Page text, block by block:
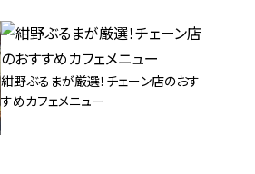
紺野ぶるまが厳選！チェーン店のおす
すめカフェメニュー